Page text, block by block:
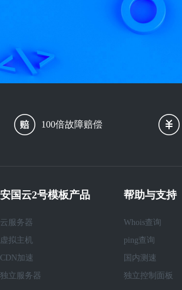
100倍故障赔偿
安国云2号模板产品
云服务器
虚拟主机
CDN加速
独立服务器
帮助与支持
Whois查询
ping查询
国内测速
独立控制面板